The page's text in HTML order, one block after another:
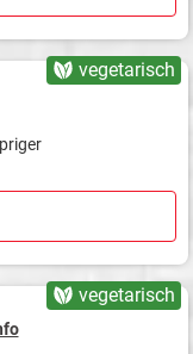
vegetarisch
vegetarisch